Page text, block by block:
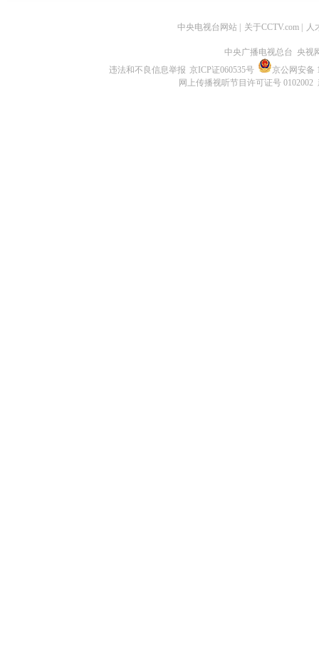
中央电视台网站 关于CCTV.com 人
中央广播电视总台 央视
违法和不良信息举报 京ICP证060535号
京公网安备
网上传播视听节目许可证号 0102002